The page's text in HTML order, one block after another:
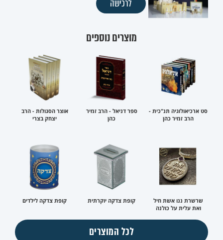
לרכישה
מוצרים נוספים
סט ארכיאולוגיה תנ"כית -
הרב זמיר כהן
ספר דניאל - הרב זמיר
כהן
אוצר הסגולות - הרב
יצחק בצרי
שרשרת ננו אשת חיל
ואת עלית על כולנה
קופת צדקה יוקרתית קופת צדקה לילדים
לכל המוצרים